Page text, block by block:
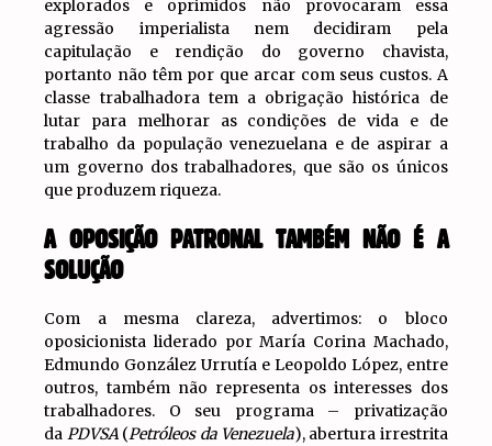
explorados e oprimidos não provocaram essa
agressão imperialista nem decidiram pela
capitulação e rendição do governo chavista,
portanto não têm por que arcar com seus custos. A
classe trabalhadora tem a obrigação histórica de
lutar para melhorar as condições de vida e de
trabalho da população venezuelana e de aspirar a
um governo dos trabalhadores, que são os únicos
que produzem riqueza.
A OPOSIÇÃO PATRONAL TAMBÉM NÃO É A
SOLUÇÃO
Com a mesma clareza, advertimos: o bloco
oposicionista liderado por María Corina Machado,
Edmundo González Urrutía e Leopoldo López, entre
outros, também não representa os interesses dos
trabalhadores. O seu programa – privatização
da PDVSA (Petróleos da Venezuela), abertura irrestrita